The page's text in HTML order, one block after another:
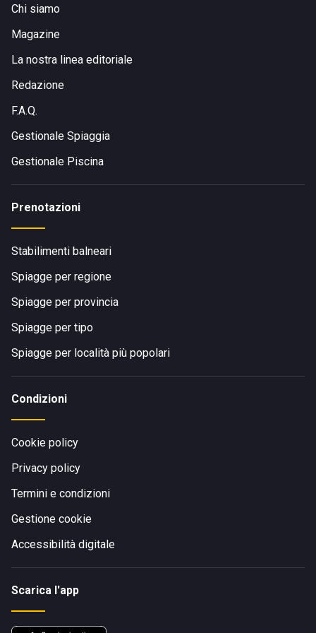
Chi siamo
Magazine
La nostra linea editoriale
Redazione
F.A.Q.
Gestionale Spiaggia
Gestionale Piscina
Prenotazioni
Stabilimenti balneari
Spiagge per regione
Spiagge per provincia
Spiagge per tipo
Spiagge per località più popolari
Condizioni
Cookie policy
Privacy policy
Termini e condizioni
Gestione cookie
Accessibilità digitale
Scarica l'app